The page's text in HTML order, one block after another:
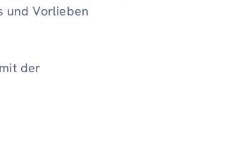
und Vorlieben
der